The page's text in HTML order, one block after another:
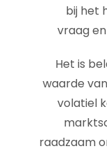
bij het
vraag
Het is
waarde
volatiel
raadzaam